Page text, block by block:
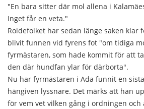
"En bara sitter där mol allena i
Inget får en veta."
Roidefolket har sedan länge saken klar
blivit funnen vid fyrens fot "om tidiga
fyrmästaren, som hade kommit för att
den där hundfan ylar för därborta".
Nu har fyrmästaren i Ada funnit en
hängiven lyssnare. Det märks att han
för vem vet vilken gång i ordningen